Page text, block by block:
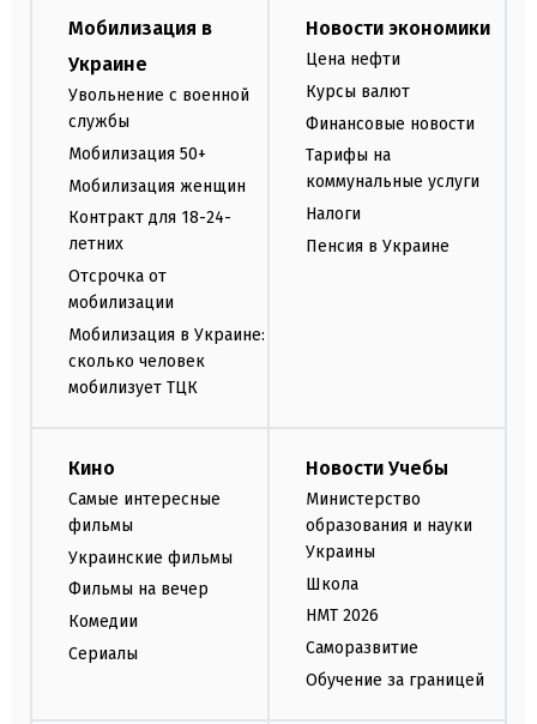
Мобилизация в
Украине
Увольнение с военной
службы
Мобилизация 50+
Мобилизация женщин
Контракт для 18-24-
летних
Отсрочка от
мобилизации
Мобилизация в Украине:
сколько человек
мобилизует ТЦК
Новости экономики
Цена нефти
Курсы валют
Финансовые новости
Тарифы на
коммунальные услуги
Налоги
Пенсия в Украине
Кино
Самые интересные
фильмы
Украинские фильмы
Фильмы на вечер
Комедии
Сериалы
Новости Учебы
Министерство
образования и науки
Украины
Школа
НМТ 2026
Саморазвитие
Обучение за границей